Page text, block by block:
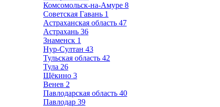
Комсомольск-на-Амуре 8
Советская Гавань 1
Астраханская область 47
Астрахань 36
Знаменск 1
Нур-Султан 43
Тульская область 42
Тула 26
Щёкино 3
Венев 2
Павлодарская область 40
Павлодар 39